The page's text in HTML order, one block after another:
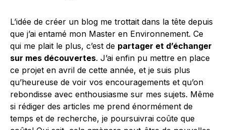
L’idée de créer un blog me trottait dans la tête depuis
que j’ai entamé mon Master en Environnement. Ce
qui me plait le plus, c’est de partager et d’échanger
sur mes découvertes. J’ai enfin pu mettre en place
ce projet en avril de cette année, et je suis plus
qu’heureuse de voir vos encouragements et qu’on
rebondisse avec enthousiasme sur mes sujets. Même
si rédiger des articles me prend énormément de
temps et de recherche, je poursuivrai coûte que